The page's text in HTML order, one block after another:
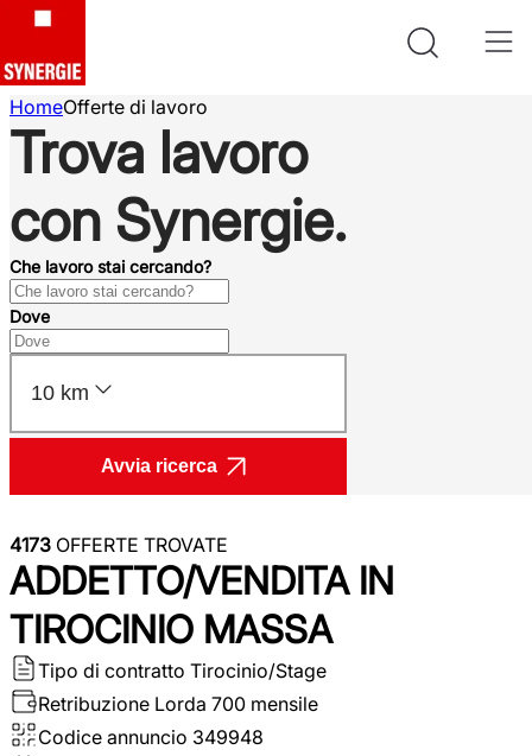
HomeOfferte di lavoro
Trova lavoro
con Synergie.
Che lavoro stai cercando?
Dove
10 km
Avvia ricerca
4173 OFFERTE TROVATE
ADDETTO/VENDITA IN
TIROCINIO MASSA
Tipo di contratto Tirocinio/Stage
Retribuzione Lorda 700 mensile
Codice annuncio 349948